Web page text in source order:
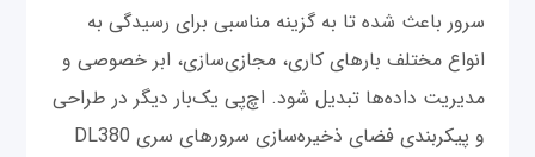
سرور باعث شده تا به گزینه مناسبی برای رسیدگی به
انواع مختلف بارهای کاری، مجازی‌سازی، ابر خصوصی و
مدیریت داده‌ها تبدیل شود. اچ‌پی یک‌بار دیگر در طراحی
و پیکربندی فضای ذخیره‌سازی سرورهای سری DL380